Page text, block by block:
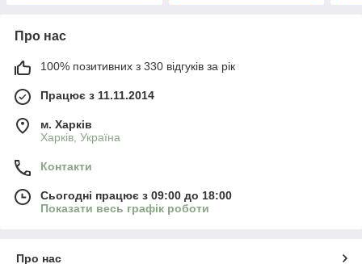
Про нас
100% позитивних з 330 відгуків за рік
Працює з 11.11.2014
м. Харків
Харків, Україна
Контакти
Сьогодні працює з 09:00 до 18:00
Показати весь графік роботи
Про нас